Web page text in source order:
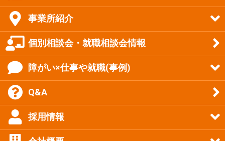
事業所紹介
個別相談会・就職相談会情報
障がい×仕事や就職(事例)
Q&A
採用情報